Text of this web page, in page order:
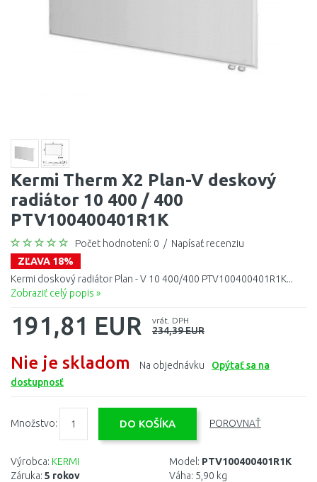
Kermi Therm X2 Plan-V deskový
radiátor 10 400 / 400
PTV100400401R1K
Počet hodnotení: 0 / Napísať recenziu
ZĽAVA 18%
Kermi doskový radiátor Plan - V 10 400/400 PTV100400401R1K...
Zobraziť celý popis »
191,81 EUR vrát. DPH
234,39 EUR
Nie je skladom Na objednávku
Opýtať sa na
dostupnosť
Množstvo: POROVNAŤ
Výrobca: KERMI
Záruka: 5 rokov
Model: PTV100400401R1K
Váha: 5,90 kg